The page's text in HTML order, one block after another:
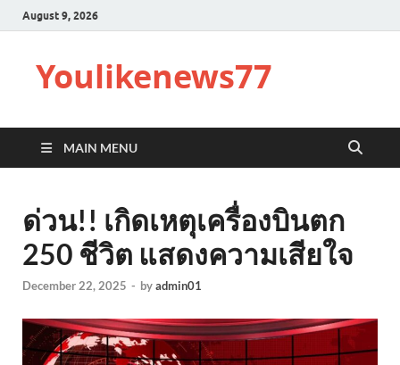
August 9, 2026
Youlikenews77
MAIN MENU
ด่วน!! เกิดเหตุเครื่องบินตก
250 ชีวิต แสดงความเสียใจ
December 22, 2025 - byadmin01